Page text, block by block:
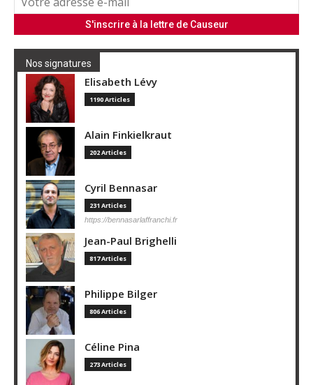
Nos signatures
Elisabeth Lévy
1190 Articles
Alain Finkielkraut
202 Articles
Cyril Bennasar
231 Articles
https://bennasarlaffranchi.fr
Jean-Paul Brighelli
817 Articles
Philippe Bilger
806 Articles
Céline Pina
273 Articles